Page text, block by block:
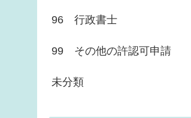
96 行政書士
99 その他の許認可申請
未分類